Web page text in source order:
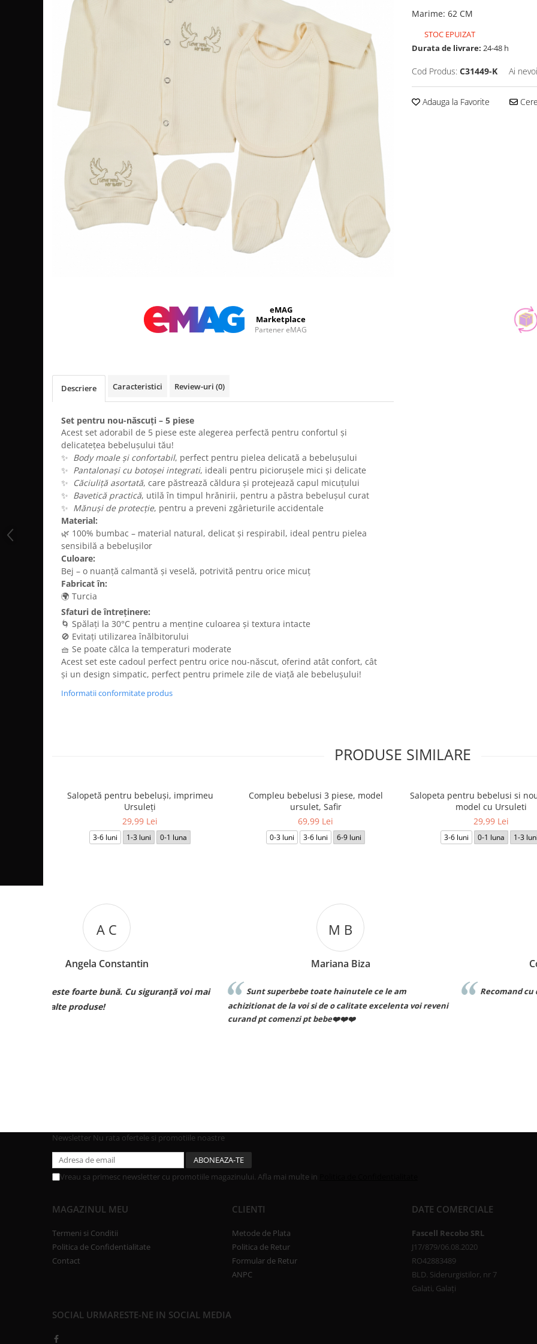
Facebook
Marime: 62 CM
STOC EPUIZAT
Durata de livrare: 24-48 h
Cod Produs: C31449-K Ai
Adauga la Favorite
eMAG
Marketplace
Partener eMAG
Descriere Caracteristici Review-uri (0)
Set pentru nou-născuți – 5 piese
Acest set adorabil de 5 piese este alegerea perfectă pentru confortul și
delicatețea bebelușului tău!
✨ Body moale și confortabil, perfect pentru pielea delicată a bebelușului
✨ Pantalonași cu botoșei integrati, ideali pentru piciorușele mici și delicate
✨ Căciuliță asortată, care păstrează căldura și protejează capul micuțului
✨ Bavetică practică, utilă în timpul hrănirii, pentru a păstra bebelușul curat
✨ Mănuși de protecție, pentru a preveni zgârieturile accidentale
Material:
🌿 100% bumbac – material natural, delicat și respirabil, ideal pentru pielea
sensibilă a bebelușilor
Culoare:
Bej – o nuanță calmantă și veselă, potrivită pentru orice micuț
Fabricat în:
🌍 Turcia
Sfaturi de întreținere:
🌀 Spălați la 30°C pentru a menține culoarea și textura intacte
🚫 Evitați utilizarea înălbitorului
🧺 Se poate călca la temperaturi moderate
Acest set este cadoul perfect pentru orice nou-născut, oferind atât confort, cât
și un design simpatic, perfect pentru primele zile de viață ale bebelușului!
Informatii conformitate produs
PRODUSE SIMILARE
Salopetă pentru bebeluși, imprimeu
Ursuleți
29,99 Lei
3-6 luni 1-3 luni 0-1 luna
Compleu bebelusi 3 piese, model
ursulet, Safir
69,99 Lei
0-3 luni 3-6 luni 6-9 luni
Salopeta pentru bebelusi si
model cu Ursuleti
29,99 Lei
3-6 luni 0-1 luna 1-3 luni
Mariana Biza
Sunt superbebe toate hainutele ce le am
achizitionat de la voi si de o calitate excelenta voi reveni
Cosmin Ionuț Teaca
Recomand cu drag!
Newsletter Nu rata ofertele si promotiile noastre
Vreau sa primesc newsletter cu promotiile magazinului. Afla mai multe in
MAGAZINUL MEU
Termeni si Conditii
Politica de Confidentialitate
Contact
CLIENTI
Metode de Plata
Politica de Retur
Formular de Retur
ANPC
DATE COMERCIALE
Fascell Recobo SRL
J17/879/06.08.2020
RO42883489
BLD. Siderurgistilor, nr 7
Galati, Galați
SOCIAL URMARESTE-NE IN SOCIAL MEDIA